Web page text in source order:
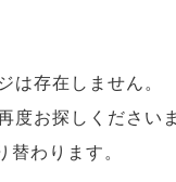
は存在しません。
度お探しください
わります。